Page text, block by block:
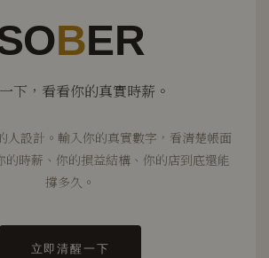
BER
下，看看你的真實時薪。
人設計。輸入你的真實數字，看清楚帳面
時薪、你的損益結構、你的店到底還能
撐多久。
立即清醒一下